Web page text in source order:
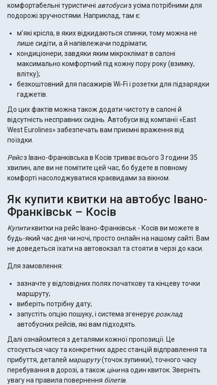
комфортабельні туристичні автобусиз усіма потрібними для
подорожі зручностями. Наприклад, там є:
м’які крісла, в яких відкидаються спинки, тому можна не
лише сидіти, а й напівлежачи подрімати;
кондиціонери, завдяки яким мікроклімат в салоні
максимально комфортний під кожну пору року (взимку,
влітку);
безкоштовний для пасажирів Wi-Fi і розетки для підзарядки
гаджетів.
До цих фактів можна також додати чистоту в салоні й
відсутність несправних сидінь. Автобуси від компанії «East
West Eurolines» забезпечать вам приємні враження від
поїздки.
Рейсз Івано-Франківська в Косів триває всього 3 години 35
хвилин, але ви не помітите цей час, бо будете в повному
комфорті насолоджуватися краєвидами за вікном.
Як купити квитки на автобус Івано-
Франківськ – Косів
Купитиквитки на рейс Івано-Франківськ - Косів ви можете в
будь-який час дня чи ночі, просто онлайн на нашому сайті. Вам
не доведеться їхати на автовокзал та стояти в черзі до каси.
Для замовлення:
зазначте у відповідних полях початкову та кінцеву точки
маршруту;
виберіть потрібну дату;
запустіть опцію пошуку, і система згенерує розклад
автобусних рейсів, які вам підходять.
Далі ознайомтеся з деталями кожної пропозиції. Це
стосується часу та конкретних адрес станцій відправлення та
прибуття, деталей маршруту(точок зупинки), точного часу
перебування в дорозі, а також цінина один квиток. Зверніть
увагу на правила повернення білетів.